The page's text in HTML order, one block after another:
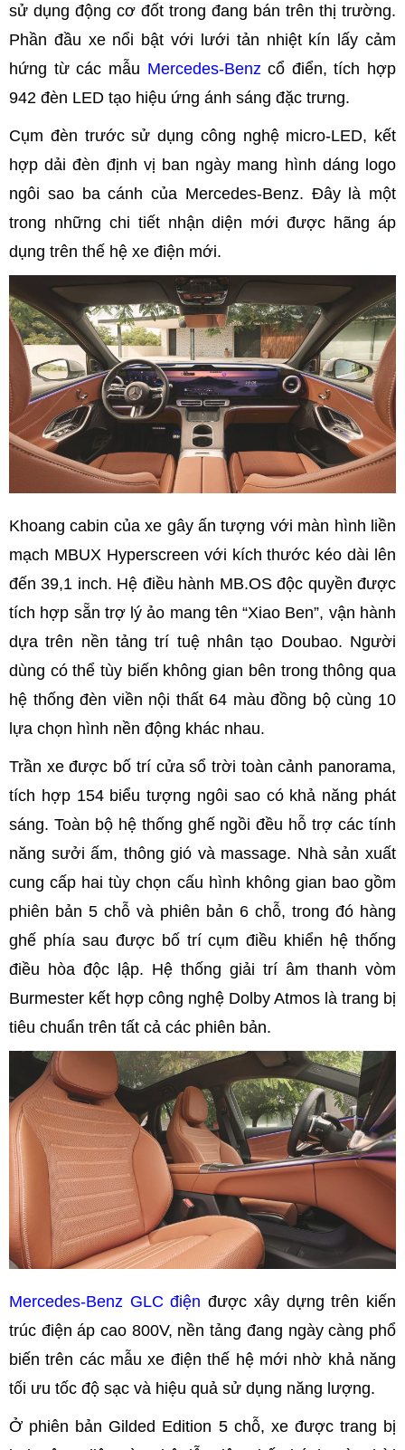
sử dụng động cơ đốt trong đang bán trên thị trường.
Phần đầu xe nổi bật với lưới tản nhiệt kín lấy cảm
hứng từ các mẫu Mercedes-Benz cổ điển, tích hợp
942 đèn LED tạo hiệu ứng ánh sáng đặc trưng.
Cụm đèn trước sử dụng công nghệ micro-LED, kết
hợp dải đèn định vị ban ngày mang hình dáng logo
ngôi sao ba cánh của Mercedes-Benz. Đây là một
trong những chi tiết nhận diện mới được hãng áp
dụng trên thế hệ xe điện mới.
Khoang cabin của xe gây ấn tượng với màn hình liền
mạch MBUX Hyperscreen với kích thước kéo dài lên
đến 39,1 inch. Hệ điều hành MB.OS độc quyền được
tích hợp sẵn trợ lý ảo mang tên “Xiao Ben”, vận hành
dựa trên nền tảng trí tuệ nhân tạo Doubao. Người
dùng có thể tùy biến không gian bên trong thông qua
hệ thống đèn viền nội thất 64 màu đồng bộ cùng 10
lựa chọn hình nền động khác nhau.
Trần xe được bố trí cửa sổ trời toàn cảnh panorama,
tích hợp 154 biểu tượng ngôi sao có khả năng phát
sáng. Toàn bộ hệ thống ghế ngồi đều hỗ trợ các tính
năng sưởi ấm, thông gió và massage. Nhà sản xuất
cung cấp hai tùy chọn cấu hình không gian bao gồm
phiên bản 5 chỗ và phiên bản 6 chỗ, trong đó hàng
ghế phía sau được bố trí cụm điều khiển hệ thống
điều hòa độc lập. Hệ thống giải trí âm thanh vòm
Burmester kết hợp công nghệ Dolby Atmos là trang bị
tiêu chuẩn trên tất cả các phiên bản.
Mercedes-Benz GLC điệnđược xây dựng trên kiến
trúc điện áp cao 800V, nền tảng đang ngày càng phổ
biến trên các mẫu xe điện thế hệ mới nhờ khả năng
tối ưu tốc độ sạc và hiệu quả sử dụng năng lượng.
Ở phiên bản Gilded Edition 5 chỗ, xe được trang bị